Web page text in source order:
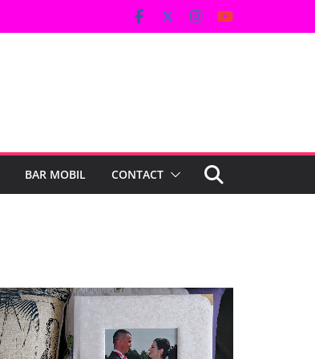
BAR MOBIL CONTACT